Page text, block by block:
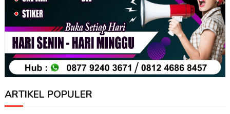
ARTIKEL POPULER